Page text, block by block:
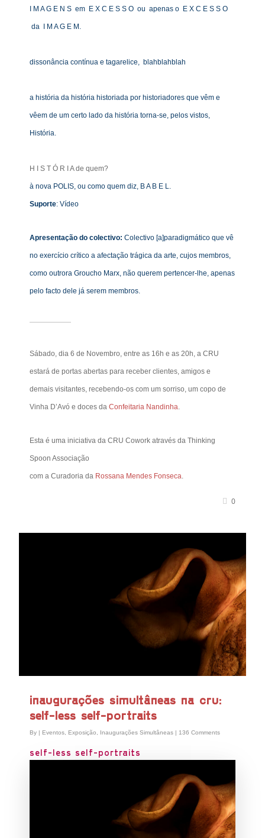
I M A G E N S em E X C E S S O ou apenas o E X C E S S O
da I M A G E M.
dissonância contínua e tagarelice, blahblahblah
a história da história historiada por historiadores que vêm e
vêem de um certo lado da história torna-se, pelos vistos,
História.
H I S T Ó R I A de quem?
à nova POLIS, ou como quem diz, B A B E L.
Suporte: Vídeo
Apresentação do colectivo: Colectivo [a]paradigmático que vê
no exercício crítico a afectação trágica da arte, cujos membros,
como outrora Groucho Marx, não querem pertencer-lhe, apenas
pelo facto dele já serem membros.
Sábado, dia 6 de Novembro, entre as 16h e as 20h, a CRU
estará de portas abertas para receber clientes, amigos e
demais visitantes, recebendo-os com um sorriso, um copo de
Vinha D’Avó e doces da Confeitaria Nandinha
Esta é uma iniciativa da CRU Cowork através da Thinking
Spoon Associação
com a Curadoria da Rossana Mendes Fonseca
0
inaugurações simultâneas na cru:
self-less self-portraits
By | Eventos Exposição Inaugurações Simultâneas | 136 Comments
self-less self-portraits